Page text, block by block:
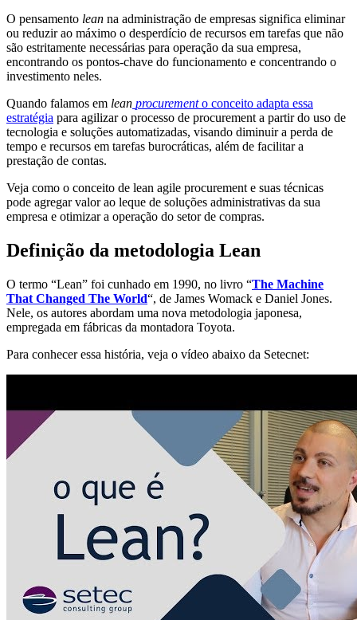
O pensamento lean na administração de empresas significa eliminar
ou reduzir ao máximo o desperdício de recursos em tarefas que não
são estritamente necessárias para operação da sua empresa,
encontrando os pontos-chave do funcionamento e concentrando o
investimento neles.
Quando falamos em lean procuremento conceito adapta essa
estratégia para agilizar o processo de procurement a partir do uso de
tecnologia e soluções automatizadas, visando diminuir a perda de
tempo e recursos em tarefas burocráticas, além de facilitar a
prestação de contas.
Veja como o conceito de lean agile procurement e suas técnicas
pode agregar valor ao leque de soluções administrativas da sua
empresa e otimizar a operação do setor de compras.
Definição da metodologia Lean
O termo “Lean” foi cunhado em 1990, no livro “The Machine
That Changed The World“, de James Womack e Daniel Jones.
Nele, os autores abordam uma nova metodologia japonesa,
empregada em fábricas da montadora Toyota.
Para conhecer essa história, veja o vídeo abaixo da Setecnet: